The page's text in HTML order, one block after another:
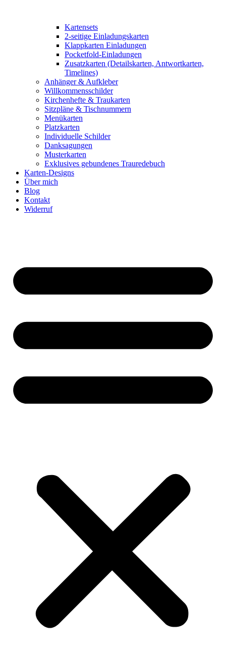
Kartensets
2-seitige Einladungskarten
Klappkarten Einladungen
Pocketfold-Einladungen
Zusatzkarten (Detailskarten, Antwortkarten,
Timelines)
Anhänger & Aufkleber
Willkommensschilder
Kirchenhefte & Traukarten
Sitzpläne & Tischnummern
Menükarten
Platzkarten
Individuelle Schilder
Danksagungen
Musterkarten
Exklusives gebundenes Trauredebuch
Karten-Designs
Über mich
Blog
Kontakt
Widerruf